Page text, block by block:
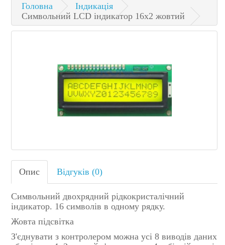
Головна
Індикація
Символьний LCD індикатор 16х2 жовтий
Опис Відгуків (0)
Символьний двохрядний рідкокристалічний
індикатор. 16 символів в одному рядку.
Жовта підсвітка
З'єднувати з контролером можна усі 8 виводів даних